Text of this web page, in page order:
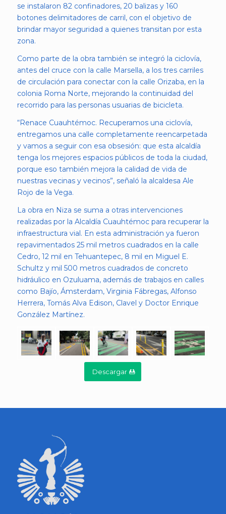
se instalaron 82 confinadores, 20 balizas y 160
botones delimitadores de carril, con el objetivo de
brindar mayor seguridad a quienes transitan por esta
zona.
Como parte de la obra también se integró la ciclovía,
antes del cruce con la calle Marsella, a los tres carriles
de circulación para conectar con la calle Orizaba, en la
colonia Roma Norte, mejorando la continuidad del
recorrido para las personas usuarias de bicicleta.
“Renace Cuauhtémoc. Recuperamos una ciclovía,
entregamos una calle completamente reencarpetada
y vamos a seguir con esa obsesión: que esta alcaldía
tenga los mejores espacios públicos de toda la ciudad,
porque eso también mejora la calidad de vida de
nuestras vecinas y vecinos”, señaló la alcaldesa Ale
Rojo de la Vega.
La obra en Niza se suma a otras intervenciones
realizadas por la Alcaldía Cuauhtémoc para recuperar la
infraestructura vial. En esta administración ya fueron
repavimentados 25 mil metros cuadrados en la calle
Cedro, 12 mil en Tehuantepec, 8 mil en Miguel E.
Schultz y mil 500 metros cuadrados de concreto
hidráulico en Ozuluama, además de trabajos en calles
como Bajío, Ámsterdam, Virginia Fábregas, Alfonso
Herrera, Tomás Alva Edison, Clavel y Doctor Enrique
González Martínez.
Descargar